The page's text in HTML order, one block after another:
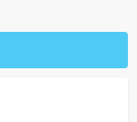
ещё